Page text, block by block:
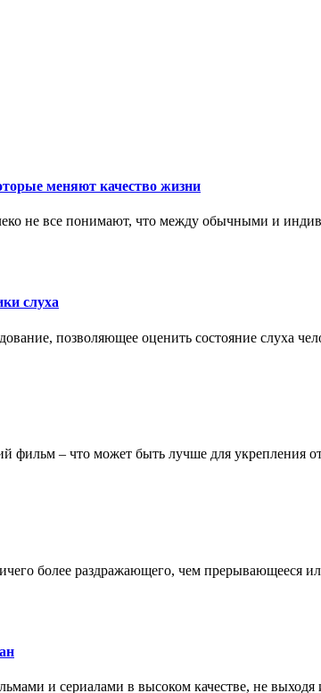
меняют качество жизни
не все понимают, что между обычными и
слуха
позволяющее оценить состояние слуха
– что может быть лучше для укрепления
более раздражающего, чем прерывающееся
и сериалами в высоком качестве, не выходя